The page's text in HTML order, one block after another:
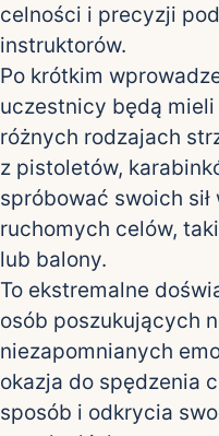
celności i precyzji
instruktorów.
Po krótkim
uczestnicy będą mieli
różnych rodzajach
z pistoletów,
spróbować swoich
ruchomych celów,
lub balony.
To ekstremalne
osób poszukujących
niezapomnianych
okazja do spędzenia
sposób i odkrycia